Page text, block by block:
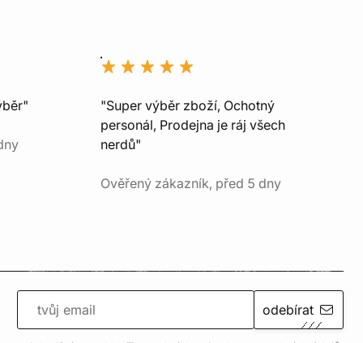
"Super výběr zboží, Ochotný
personál, Prodejna je ráj všech
nerdů"
Ověřený zákazník, před 5 dny
odebírat